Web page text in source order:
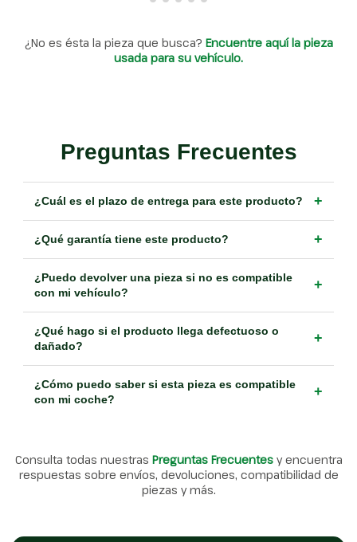
¿No es ésta la pieza que busca? Encuentre aquí la pieza
usada para su vehículo.
Preguntas Frecuentes
¿Cuál es el plazo de entrega para este producto? +
¿Qué garantía tiene este producto? +
¿Puedo devolver una pieza si no es compatible
con mi vehículo?
+
¿Qué hago si el producto llega defectuoso o
dañado?
+
¿Cómo puedo saber si esta pieza es compatible
con mi coche?
+
Consulta todas nuestras Preguntas Frecuentes y encuentra
respuestas sobre envíos, devoluciones, compatibilidad de
piezas y más.